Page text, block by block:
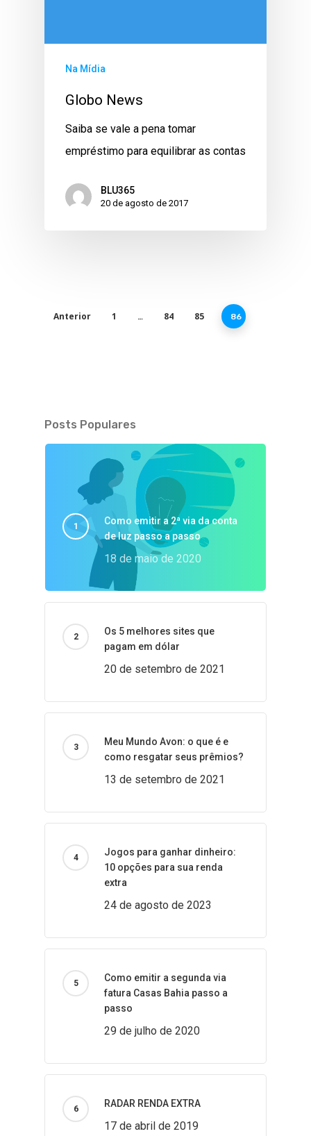
Na Mídia
Globo News
Saiba se vale a pena tomar
empréstimo para equilibrar as contas
BLU365
20 de agosto de 2017
Anterior 1 … 84 85 86
Posts Populares
Como emitir a 2ª via da conta
de luz passo a passo
18 de maio de 2020
Os 5 melhores sites que
pagam em dólar
20 de setembro de 2021
Meu Mundo Avon: o que é e
como resgatar seus prêmios?
13 de setembro de 2021
Jogos para ganhar dinheiro:
10 opções para sua renda
extra
24 de agosto de 2023
Como emitir a segunda via
fatura Casas Bahia passo a
passo
29 de julho de 2020
RADAR RENDA EXTRA
17 de abril de 2019